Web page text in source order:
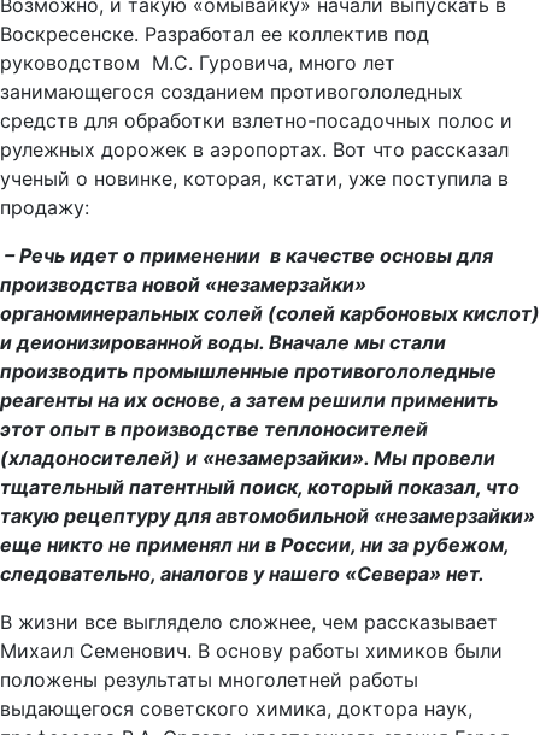
Возможно, и такую «омывайку» начали выпускать в
Воскресенске. Разработал ее коллектив под
руководством М.С. Гуровича, много лет
занимающегося созданием противогололедных
средств для обработки взлетно-посадочных полос и
рулежных дорожек в аэропортах. Вот что рассказал
ученый о новинке, которая, кстати, уже поступила в
продажу:
– Речь идет о применении в качестве основы для
производства новой «незамерзайки»
органоминеральных солей (солей карбоновых кислот)
и деионизированной воды. Вначале мы стали
производить промышленные противогололедные
реагенты на их основе, а затем решили применить
этот опыт в производстве теплоносителей
(хладоносителей) и «незамерзайки». Мы провели
тщательный патентный поиск, который показал, что
такую рецептуру для автомобильной «незамерзайки»
еще никто не применял ни в России, ни за рубежом,
следовательно, аналогов у нашего «Севера» нет.
В жизни все выглядело сложнее, чем рассказывает
Михаил Семенович. В основу работы химиков были
положены результаты многолетней работы
выдающегося советского химика, доктора наук,